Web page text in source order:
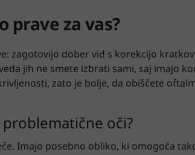
prave za vas?
zagotovijo dober vid s korekcijo
jih ne smete izbrati sami, saj imajo
zato je bolje, da obiščete
oči?
Imajo posebno obliko, ki omogoča